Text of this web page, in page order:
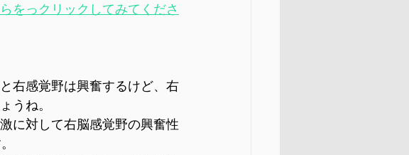
をっクリックしてみてくださ
右感覚野は興奮するけど、右
うね。
に対して右脳感覚野の興奮性